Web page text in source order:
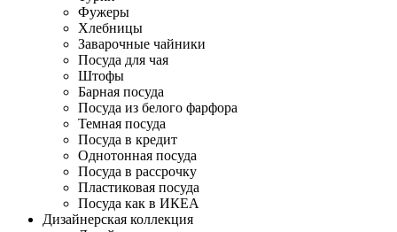
Фужеры
Хлебницы
Заварочные чайники
Посуда для чая
Штофы
Барная посуда
Посуда из белого фарфора
Темная посуда
Посуда в кредит
Однотонная посуда
Посуда в рассрочку
Пластиковая посуда
Посуда как в ИКЕА
Дизайнерская коллекция